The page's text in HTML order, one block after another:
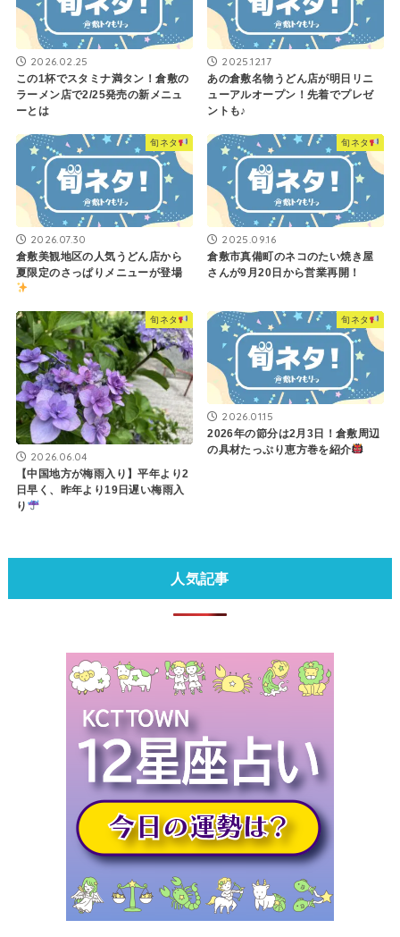
2026.02.25
この1杯でスタミナ満タン！倉敷の
ラーメン店で2/25発売の新メニュ
ーとは
2025.12.17
あの倉敷名物うどん店が明日リニ
ューアルオープン！先着でプレゼ
ントも♪
旬ネタ
2026.07.30
倉敷美観地区の人気うどん店から
夏限定のさっぱりメニューが登場
旬ネタ
2025.09.16
倉敷市真備町のネコのたい焼き屋
さんが9月20日から営業再開！
旬ネタ
2026.06.04
【中国地方が梅雨入り】平年より2
日早く、昨年より19日遅い梅雨入
り
旬ネタ
2026.01.15
2026年の節分は2月3日！倉敷周辺
の具材たっぷり恵方巻を紹介
人気記事